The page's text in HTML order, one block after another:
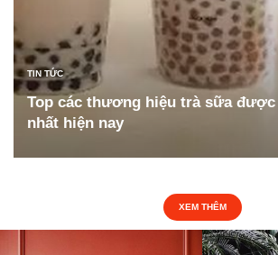
TIN TỨC
Top các thương hiệu trà sữa
nhất hiện nay
XEM THÊM